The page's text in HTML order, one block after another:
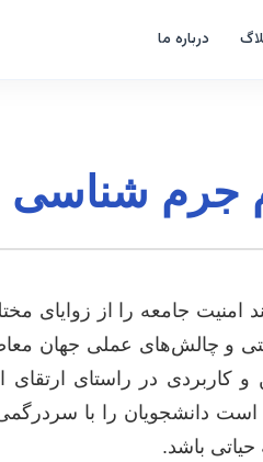
درباره ما
جرم شناسی
امنیت جامعه را از
و چالش‌های عملی جهان
در راستای
دانشجویان را با
باشد.